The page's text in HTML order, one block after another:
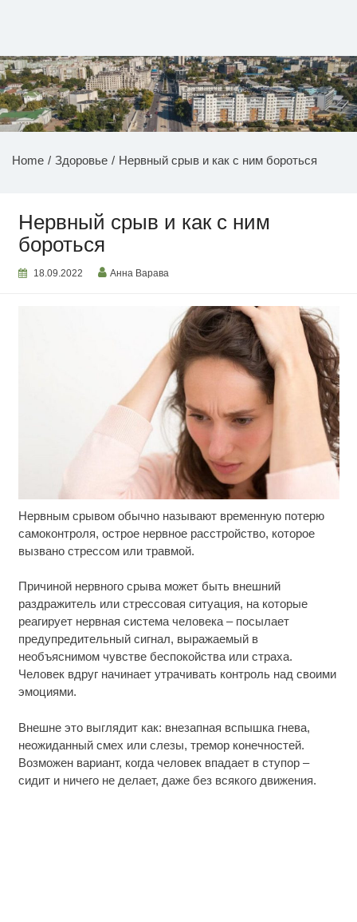
НОВОСТИ ПРИДНЕСТРОВЬЯ
Home Здоровье Нервный срыв и как с ним бороться
Нервный срыв и как с ним
бороться
18.09.2022 Анна Варава
Нервным срывом обычно называют временную потерю
самоконтроля, острое нервное расстройство, которое
вызвано стрессом или травмой.
Причиной нервного срыва может быть внешний
раздражитель или стрессовая ситуация, на которые
реагирует нервная система человека – посылает
предупредительный сигнал, выражаемый в
необъяснимом чувстве беспокойства или страха.
Человек вдруг начинает утрачивать контроль над своими
эмоциями.
Внешне это выглядит как: внезапная вспышка гнева,
неожиданный смех или слезы, тремор конечностей.
Возможен вариант, когда человек впадает в ступор –
сидит и ничего не делает, даже без всякого движения.
i
Ролик из Омска: вы будете смеяться долго
Рак начинается не с боли: онколог назвал
первый «тихий» признак болезни